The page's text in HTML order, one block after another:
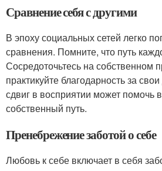
Сравнение себя с другими
В эпоху социальных сетей легко
сравнения. Помните, что путь
Сосредоточьтесь на собственном
практикуйте благодарность за
сдвиг в восприятии может помочь
собственный путь.
Пренебрежение заботой о себе
Любовь к себе включает в себя